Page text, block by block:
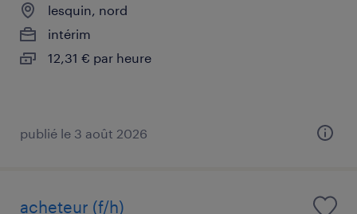
lesquin, nord
intérim
12,31 € par heure
publié le 3 août 2026
acheteur (f/h)